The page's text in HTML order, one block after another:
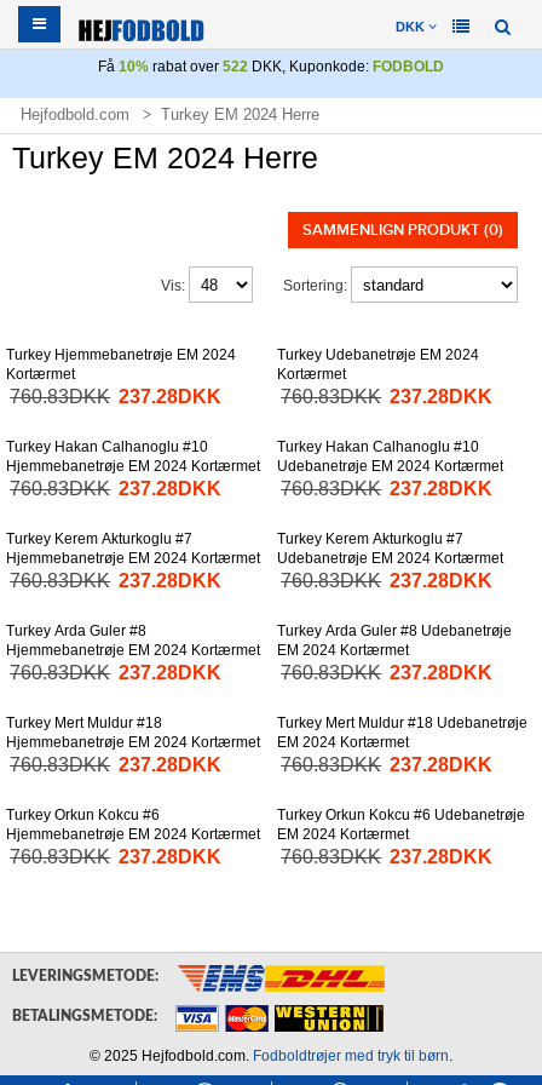
DKK
Få 10% rabat over 522 DKK, Kuponkode: FODBOLD
Hejfodbold.com Turkey EM 2024 Herre
Turkey EM 2024 Herre
SAMMENLIGN PRODUKT (0)
Sortering:
Vis:
Turkey Hjemmebanetrøje EM 2024
Kortærmet
760.83DKK 237.28DKK
Turkey Udebanetrøje EM 2024
Kortærmet
760.83DKK 237.28DKK
Turkey Hakan Calhanoglu #10
Hjemmebanetrøje EM 2024 Kortærmet
760.83DKK 237.28DKK
Turkey Hakan Calhanoglu #10
Udebanetrøje EM 2024 Kortærmet
760.83DKK 237.28DKK
Turkey Kerem Akturkoglu #7
Hjemmebanetrøje EM 2024 Kortærmet
760.83DKK 237.28DKK
Turkey Kerem Akturkoglu #7
Udebanetrøje EM 2024 Kortærmet
760.83DKK 237.28DKK
Turkey Arda Guler #8
Hjemmebanetrøje EM 2024 Kortærmet
760.83DKK 237.28DKK
Turkey Arda Guler #8 Udebanetrøje
EM 2024 Kortærmet
760.83DKK 237.28DKK
Turkey Mert Muldur #18
Hjemmebanetrøje EM 2024 Kortærmet
760.83DKK 237.28DKK
Turkey Mert Muldur #18 Udebanetrøje
EM 2024 Kortærmet
760.83DKK 237.28DKK
Turkey Orkun Kokcu #6
Hjemmebanetrøje EM 2024 Kortærmet
760.83DKK 237.28DKK
Turkey Orkun Kokcu #6 Udebanetrøje
EM 2024 Kortærmet
760.83DKK 237.28DKK
LEVERINGSMETODE:
BETALINGSMETODE:
© 2025 Hejfodbold.com. Fodboldtrøjer med tryk til børn.